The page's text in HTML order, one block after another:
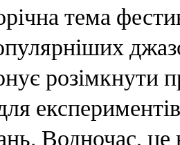
тема
розімкнути
Водночас,